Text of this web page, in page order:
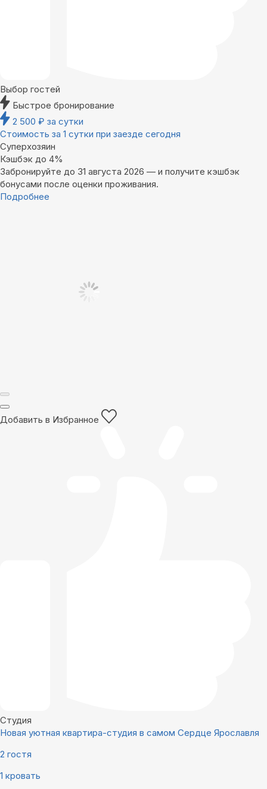
Выбор гостей
Быстрое бронирование
2 500 ₽ за сутки
Стоимость за 1 сутки при заезде сегодня
Суперхозяин
Кэшбэк до 4%
Забронируйте до 31 августа 2026 — и получите кэшбэк
бонусами после оценки проживания.
Подробнее
Добавить в Избранное
Студия
Новая уютная квартира-студия в самом Сердце Ярославля
2 гостя
1 кровать